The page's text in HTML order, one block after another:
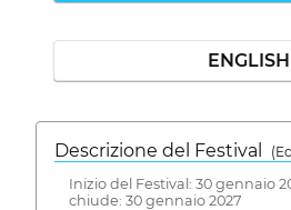
ENGLISH
Descrizione del Festival
(
Inizio del Festival: 30 gennaio
chiude: 30 gennaio 2027